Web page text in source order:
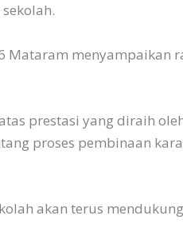
6 Mataram
prestasi yang diraih
proses pembinaan
akan terus